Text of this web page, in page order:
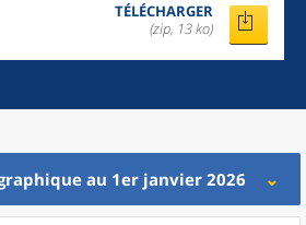
TÉLÉCHARGER
(zip, 13 ko)
au 1er janvier 2026